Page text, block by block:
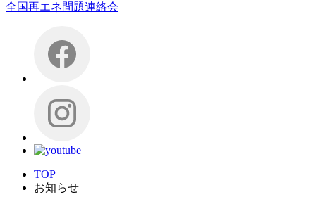
全国再エネ問題連絡会
TOP
お知らせ